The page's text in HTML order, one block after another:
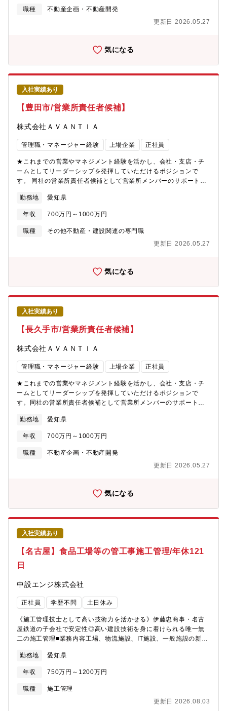
て総勢9名の組織です。財務経理部： 4名人事総務部： 4名
職種
不動産企画・不動産開発
更新日 2026.05.27
気になる
入社実績あり
【豊田市/営業所責任者候補】
株式会社ＡＶＡＮＴＩＡ
管理職・マネージャー経験 上場企業 正社員
★これまでの営業やマネジメント経験を活かし、会社・支店・チ
ームとしてリーダーシップを発揮していただけるポジションで
す。 同社の営業所責任者候補として営業所メンバーのサポート・
管理・メンバー育成・顧客折衝への同席など【社風】チームワー
クの良さが強みとなっております。今日の好業績、高成長は、各
部署・各社員のチームワークの賜物です。皆が仕事に真剣で、厳
しさを共に乗り越えている「仲間」という意識が強いのが特徴と
勤務地 愛知県
年収 700万円～1000万円
職種
その他不動産・建設関連の専門職
更新日 2026.05.27
気になる
入社実績あり
【長久手市/営業所責任者候補】
株式会社ＡＶＡＮＴＩＡ
管理職・マネージャー経験 上場企業 正社員
★これまでの営業やマネジメント経験を活かし、会社・支店・チ
ームとしてリーダーシップを発揮していただけるポジションで
す。同社の営業所責任者候補として営業所メンバーのサポート・
管理・メンバー育成・顧客折衝への同席など 【社風】チームワー
クの良さが強みとなっております。今日の好業績、高成長は、各
部署・各社員のチームワークの賜物です。皆が仕事に真剣で、厳
しさを共に乗り越えている「仲間」という意識が強いのが特徴と
勤務地 愛知県
年収 700万円～1000万円
職種
不動産企画・不動産開発
更新日 2026.05.27
気になる
入社実績あり
【名古屋】食品工場等の管工事施工管理/年休121
日
中設エンジ株式会社
正社員 学歴不問 土日休み
《施工管理技士として高い技術力を活かせる》伊藤忠商事・名古
屋鉄道の子会社で安定性◎高い建設技術を身に着けられる唯一無
二の施工管理■業務内容工場、物流施設、IT施設、一般施設の新
ます。《食品工場》食品需要が高まる中でも人手が不足する昨今
ではロボット活用などによる省人化させた工場建設が課題となっ
ており、同社への需要も高まっております。単純な建設ではな
く、ロボットの配置など含めトータルプロデュースしており、元
は設計から携わり、建築・管工事・電気工事すべてを一社で担っ
勤務地 愛知県
年収 750万円～1200万円
職種
施工管理
更新日 2026.08.03